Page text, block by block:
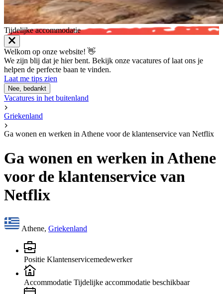
Tijdelijke accommodatie
Welkom op onze website! 👋
We zijn blij dat je hier bent. Bekijk onze vacatures of laat ons je
helpen de perfecte baan te vinden.
Laat me tips zien
Nee, bedankt
Vacatures in het buitenland
Griekenland
Ga wonen en werken in Athene voor de klantenservice van Netflix
Ga wonen en werken in Athene
voor de klantenservice van
Netflix
Athene, Griekenland
Positie Klantenservicemedewerker
Accommodatie Tijdelijke accommodatie beschikbaar